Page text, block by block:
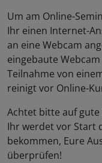
Um am Online-
Ihr einen Internet-
an eine Webcam
eingebaute
Teilnahme von
reinigt vor Online-
Achtet bitte auf
Ihr werdet vor Start
bekommen, Eure
überprüfen!